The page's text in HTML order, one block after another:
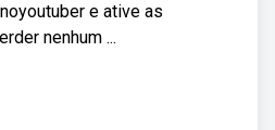
e ative as
nenhum ...